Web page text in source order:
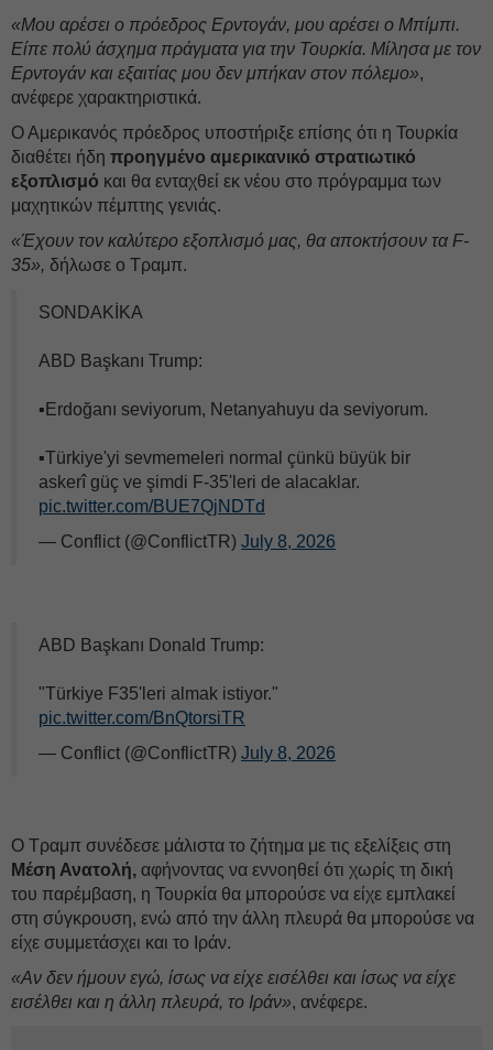
«Μου αρέσει ο πρόεδρος Ερντογάν, μου αρέσει ο Μπίμπι.
Είπε πολύ άσχημα πράγματα για την Τουρκία. Μίλησα με τον
Ερντογάν και εξαιτίας μου δεν μπήκαν στον πόλεμο»,
ανέφερε χαρακτηριστικά.
Ο Αμερικανός πρόεδρος υποστήριξε επίσης ότι η Τουρκία
διαθέτει ήδη προηγμένο αμερικανικό στρατιωτικό
εξοπλισμό και θα ενταχθεί εκ νέου στο πρόγραμμα των
μαχητικών πέμπτης γενιάς.
«Έχουν τον καλύτερο εξοπλισμό μας, θα αποκτήσουν τα F-
35», δήλωσε ο Τραμπ.
SONDAKİKA
ABD Başkanı Trump:
▪Erdoğanı seviyorum, Netanyahuyu da seviyorum.
▪Türkiye'yi sevmemeleri normal çünkü büyük bir
askerî güç ve şimdi F-35'leri de alacaklar.
pic.twitter.com/BUE7QjNDTd
— Conflict (@ConflictTR) July 8, 2026
ABD Başkanı Donald Trump:
"Türkiye F35'leri almak istiyor."
pic.twitter.com/BnQtorsiTR
— Conflict (@ConflictTR) July 8, 2026
Ο Τραμπ συνέδεσε μάλιστα το ζήτημα με τις εξελίξεις στη
Μέση Ανατολή, αφήνοντας να εννοηθεί ότι χωρίς τη δική
του παρέμβαση, η Τουρκία θα μπορούσε να είχε εμπλακεί
στη σύγκρουση, ενώ από την άλλη πλευρά θα μπορούσε να
είχε συμμετάσχει και το Ιράν.
«Αν δεν ήμουν εγώ, ίσως να είχε εισέλθει και ίσως να είχε
εισέλθει και η άλλη πλευρά, το Ιράν», ανέφερε.